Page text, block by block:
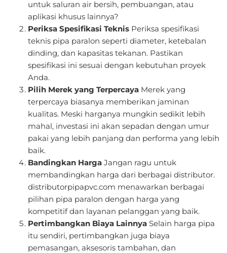
untuk saluran air bersih, pembuangan, atau
aplikasi khusus lainnya?
Periksa Spesifikasi Teknis Periksa spesifikasi
teknis pipa paralon seperti diameter, ketebalan
dinding, dan kapasitas tekanan. Pastikan
spesifikasi ini sesuai dengan kebutuhan proyek
Anda.
Pilih Merek yang Terpercaya Merek yang
terpercaya biasanya memberikan jaminan
kualitas. Meski harganya mungkin sedikit lebih
mahal, investasi ini akan sepadan dengan umur
pakai yang lebih panjang dan performa yang lebih
baik.
Bandingkan Harga Jangan ragu untuk
membandingkan harga dari berbagai distributor.
distributorpipapvc.com menawarkan berbagai
pilihan pipa paralon dengan harga yang
kompetitif dan layanan pelanggan yang baik.
Pertimbangkan Biaya Lainnya Selain harga pipa
itu sendiri, pertimbangkan juga biaya
pemasangan, aksesoris tambahan, dan